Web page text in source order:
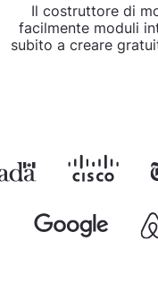
Il costruttore di
facilmente moduli
subito a creare